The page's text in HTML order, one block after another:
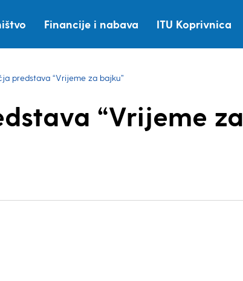
Financije i nabava ITU Koprivnica
predstava “Vrijeme za bajku”
“Vrijeme za